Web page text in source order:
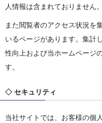
人情報は含まれておりません。
また閲覧者のアクセス状況を
いるページがあります。集計
性向上および当ホームページ
す。
◇ セキュリティ
当社サイトでは、お客様の個